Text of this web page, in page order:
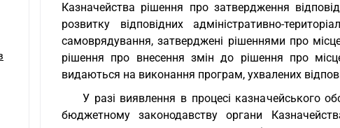
Казначейства рішення про затвердження
розвитку відповідних адміністративно-
самоврядування, затверджені рішеннями про
рішення про внесення змін до рішення про
видаються на виконання програм, ухвалених
У разі виявлення в процесі казначейського
бюджетному законодавству органи